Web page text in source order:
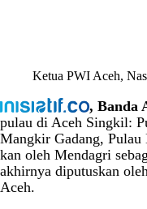
Ketua PWI Aceh,
, Banda
pulau di Aceh Singkil:
Mangkir Gadang,
kan oleh Mendagri
akhirnya diputuskan
Aceh.